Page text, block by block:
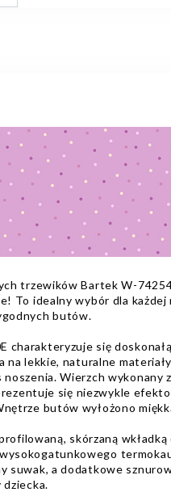
trzewików Bartek W-
To idealny wybór dla każdej
butów.
charakteryzuje się
na lekkie, naturalne
Wierzch wykonany
się niezwykle
butów wyłożono
skórzaną wkładką
suwak, a dodatkowe